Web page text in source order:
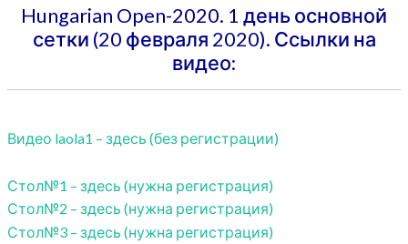
Hungarian Open-2020. 1 день основной
сетки (20 февраля 2020). Ссылки на
видео:
Видео laola1 – здесь (без регистрации)
Стол№1 – здесь (нужна регистрация)
Стол№2 – здесь (нужна регистрация)
Стол№3 – здесь (нужна регистрация)